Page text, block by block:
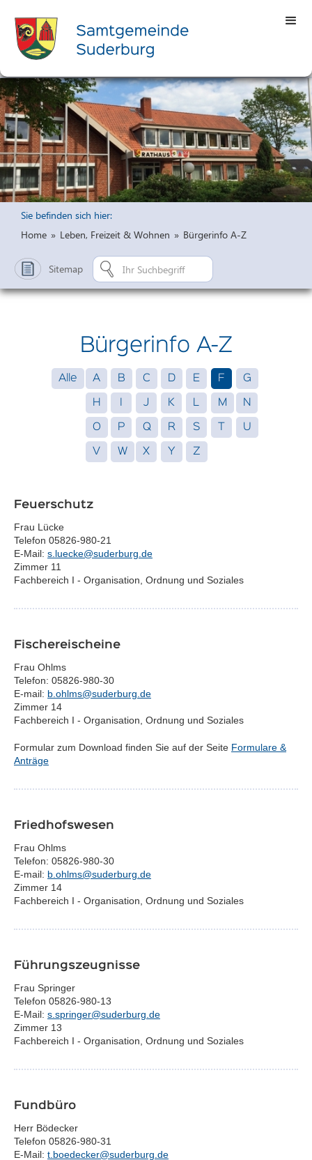
Sie befinden sich hier:
Home » Leben, Freizeit & Wohnen » Bürgerinfo A-Z
Sitemap
Bürgerinfo A-Z
Alle A B C D E F G
H J K L M N
O P Q R S U
V W X Y Z
Feuerschutz
Frau Lücke
Telefon 05826-980-21
E-Mail: s.luecke@suderburg.de
Zimmer 11
Fachbereich I - Organisation, Ordnung und Soziales
Fischereischeine
Frau Ohlms
Telefon: 05826-980-30
E-mail: b.ohlms@suderburg.de
Zimmer 14
Fachbereich I - Organisation, Ordnung und Soziales
Formular zum Download finden Sie auf der Seite Formulare &
Anträge
Friedhofswesen
Frau Ohlms
Telefon: 05826-980-30
E-mail: b.ohlms@suderburg.de
Zimmer 14
Fachbereich I - Organisation, Ordnung und Soziales
Führungszeugnisse
Frau Springer
Telefon 05826-980-13
E-Mail: s.springer@suderburg.de
Zimmer 13
Fachbereich I - Organisation, Ordnung und Soziales
Fundbüro
Herr Bödecker
Telefon 05826-980-31
E-Mail: t.boedecker@suderburg.de